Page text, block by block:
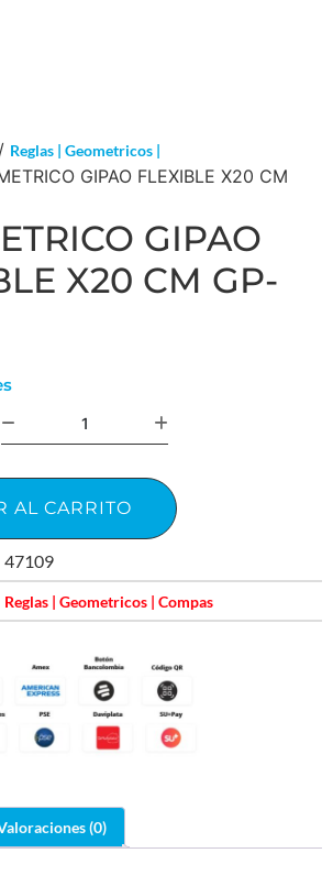
/ Reglas | Geometricos |
GIPAO FLEXIBLE X20 CM
GIPAO
X20 CM GP-
AL CARRITO
47109
Reglas | Geometricos | Compas
(0)